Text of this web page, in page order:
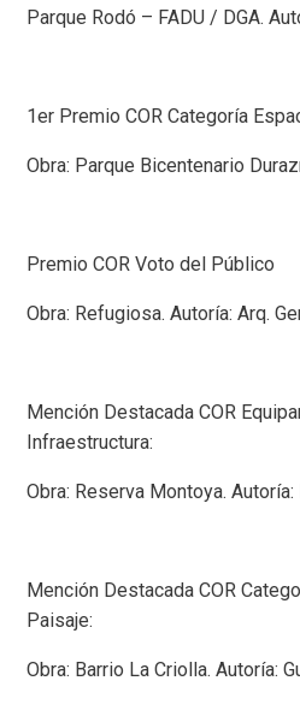
Parque Rodó – FADU / DGA.
1er Premio COR Categoría
Obra: Parque Bicentenario
Premio COR Voto del Público
Obra: Refugiosa. Autoría: Arq.
Mención Destacada COR
Infraestructura:
Obra: Reserva Montoya.
Mención Destacada COR
Paisaje:
Obra: Barrio La Criolla. Autoría: